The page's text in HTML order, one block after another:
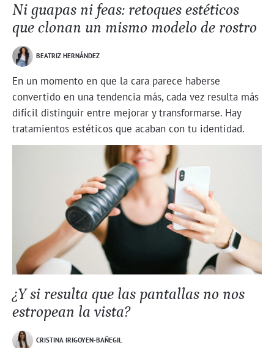
Ni guapas ni feas: retoques estéticos
que clonan un mismo modelo de rostro
BEATRIZ HERNÁNDEZ
En un momento en que la cara parece haberse
convertido en una tendencia más, cada vez resulta más
difícil distinguir entre mejorar y transformarse. Hay
tratamientos estéticos que acaban con tu identidad.
¿Y si resulta que las pantallas no nos
estropean la vista?
CRISTINA IRIGOYEN-BAÑEGIL